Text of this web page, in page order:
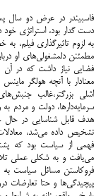
فاسبیندر در عرض دو
دست گدار بود، استراتژی
به لزوم تاثیرگذاری فیلم،
مطمئنن دلمشغولی‌های او
فضایی نیاز داشت که در
معنادار با آنچه هولگر
اشلی بزرگتر،غالب
سرمایه‌دارها، دولت و مردم
هدف قابل شناسایی در حال
تشخیص داده می‌شد،
فهمی از سیاست بود که
می‌یافت و به شکلی عملی
فروکاستن مسائل سیاست
پیچیدگی‌ها و حتا تعارضات